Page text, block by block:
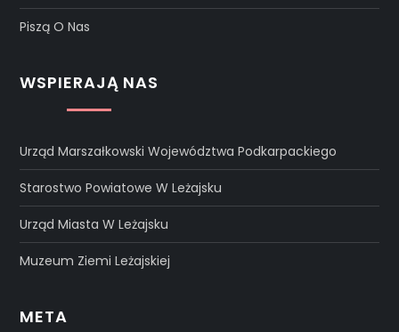
Piszą O Nas
WSPIERAJĄ NAS
Urząd Marszałkowski Województwa Podkarpackiego
Starostwo Powiatowe W Leżajsku
Urząd Miasta W Leżajsku
Muzeum Ziemi Leżajskiej
META